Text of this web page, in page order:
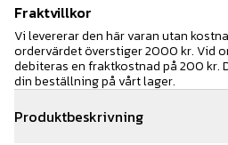
Produktbeskrivning
Fraktvillkor
Vi levererar den här varan utan
ordervärdet överstiger 2000 kr. Vid
debiteras en fraktkostnad på 200 kr.
din beställning på vårt lager.